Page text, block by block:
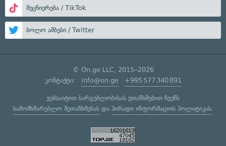
მეცნიერება / TikTok
ბოლო ამბები / Twitter
© On.ge LLC, 2015–2026
კონტაქტი: info@on.ge +995 577 340 891
ვებსაიტით სარგებლობისას ეთანხმებით ჩვენს
სამომხმარებლო შეთანხმებასდა პირადი ინფორმაციის პოლიტიკას.